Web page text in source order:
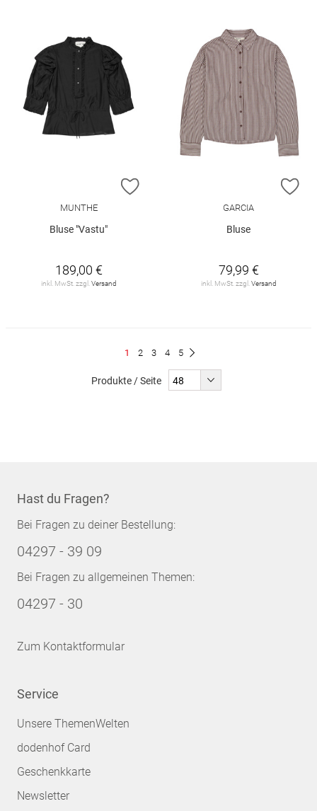
ZUR WUNSCHLISTE HINZUFÜGEN
MUNTHE
Bluse "Vastu"
189,00 €
inkl. MwSt. zzgl.Versand
GARCIA
Bluse
79,99 €
inkl. MwSt. zzgl.Versand
Du
1 Seite
2 Seite
3 Seite
4 Seite
5
Produkte / Seite
Hast du Fragen?
Bei Fragen zu deiner Bestellung:
04297 - 39 09
Bei Fragen zu allgemeinen Themen:
04297 - 30
Zum Kontaktformular
Service
Unsere ThemenWelten
dodenhof Card
Geschenkkarte
Newsletter